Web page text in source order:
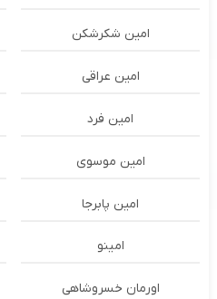
امین شکرشکن
امین عراقی
امین فرد
امین موسوی
امین پابرجا
امینو
اورمان خسروشاهی